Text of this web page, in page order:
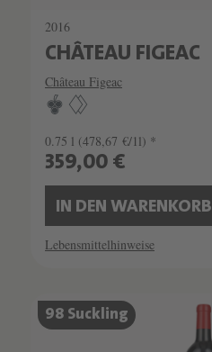
2016
CHÂTEAU FIGEAC
Château Figeac
0.75 l (478,67 €/1l) *
359,00 €
IN DEN WARENKORB
Lebensmittelhinweise
SCHATZKAMMER
SEHR LIMITIERT
98 Suckling